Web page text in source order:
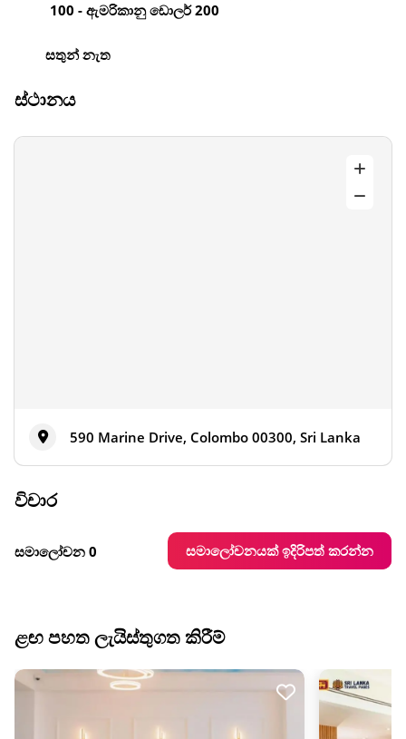
100 - ඇමරිකානු ඩොලර් 200
සතුන් නැත
ස්ථානය
590 Marine Drive, Colombo 00300, Sri Lanka
විචාර
සමාලෝචන 0 සමාලෝචනයක් ඉදිරිපත් කරන්න
ළඟ පහත ලැයිස්තුගත කිරීම්